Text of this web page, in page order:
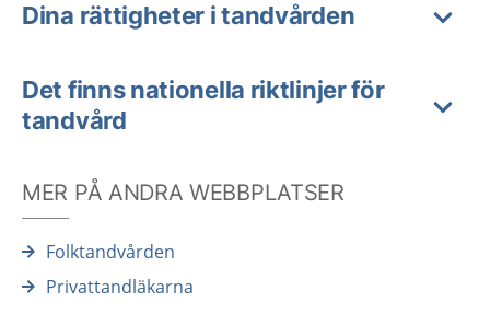
Dina rättigheter i tandvården
Det finns nationella riktlinjer för
tandvård
MER PÅ ANDRA WEBBPLATSER
Folktandvården
Privattandläkarna